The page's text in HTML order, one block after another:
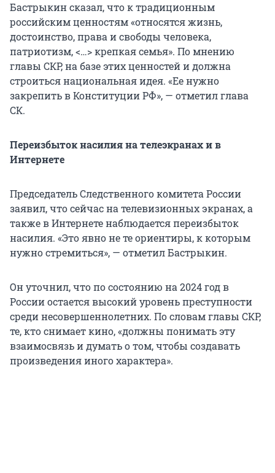
Бастрыкин сказал, что к традиционным
российским ценностям «относятся жизнь,
достоинство, права и свободы человека,
патриотизм, <…> крепкая семья». По мнению
главы СКР, на базе этих ценностей и должна
строиться национальная идея. «Ее нужно
закрепить в Конституции РФ», — отметил глава
СК.
Переизбыток насилия на телеэкранах и в
Интернете
Председатель Следственного комитета России
заявил, что сейчас на телевизионных экранах, а
также в Интернете наблюдается переизбыток
насилия. «Это явно не те ориентиры, к которым
нужно стремиться», — отметил Бастрыкин.
Он уточнил, что по состоянию на 2024 год в
России остается высокий уровень преступности
среди несовершеннолетних. По словам главы СКР,
те, кто снимает кино, «должны понимать эту
взаимосвязь и думать о том, чтобы создавать
произведения иного характера».